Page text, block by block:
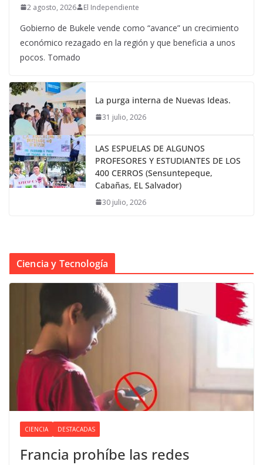
2 agosto, 2026 El Independiente
Gobierno de Bukele vende como “avance” un crecimiento
económico rezagado en la región y que beneficia a unos
pocos. Tomado
La purga interna de Nuevas Ideas.
31 julio, 2026
LAS ESPUELAS DE ALGUNOS
PROFESORES Y ESTUDIANTES DE LOS
400 CERROS (Sensuntepeque,
Cabañas, EL Salvador)
30 julio, 2026
Ciencia y Tecnología
CIENCIA DESTACADAS
Francia prohíbe las redes